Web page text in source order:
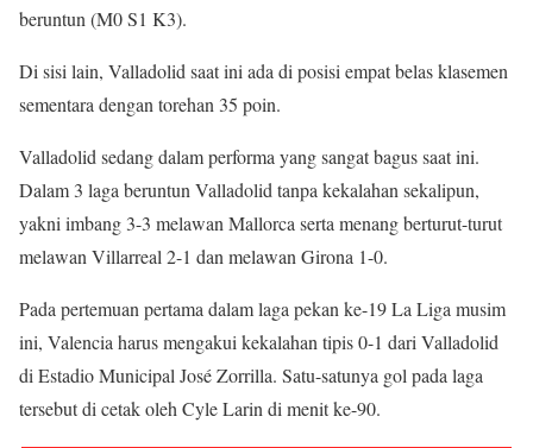
beruntun (M0 S1 K3).
Di sisi lain, Valladolid saat ini ada di posisi empat belas klasemen
sementara dengan torehan 35 poin.
Valladolid sedang dalam performa yang sangat bagus saat ini.
Dalam 3 laga beruntun Valladolid tanpa kekalahan sekalipun,
yakni imbang 3-3 melawan Mallorca serta menang berturut-turut
melawan Villarreal 2-1 dan melawan Girona 1-0.
Pada pertemuan pertama dalam laga pekan ke-19 La Liga musim
ini, Valencia harus mengakui kekalahan tipis 0-1 dari Valladolid
di Estadio Municipal José Zorrilla. Satu-satunya gol pada laga
tersebut di cetak oleh Cyle Larin di menit ke-90.